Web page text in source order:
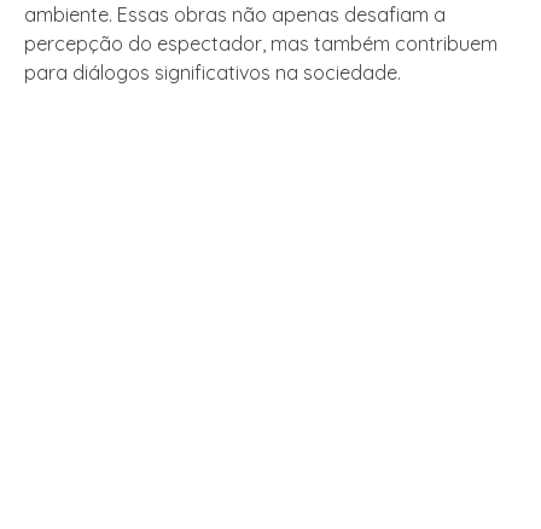
ambiente. Essas obras não apenas desafiam a
percepção do espectador, mas também contribuem
para diálogos significativos na sociedade.